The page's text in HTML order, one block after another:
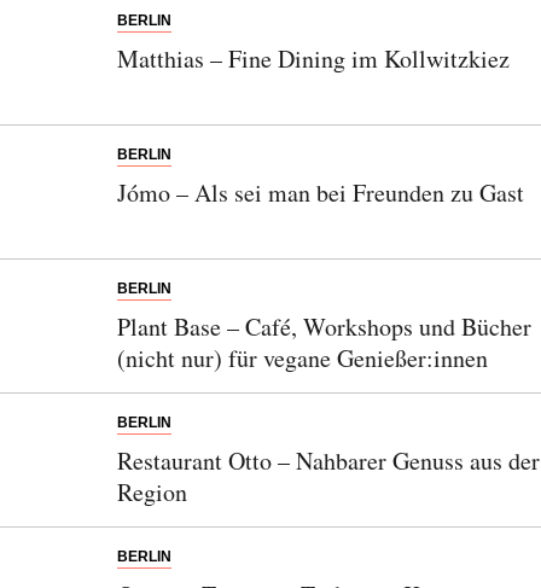
BERLIN
Matthias – Fine Dining im Kollwitzkiez
BERLIN
Jómo – Als sei man bei Freunden zu Gast
BERLIN
Plant Base – Café, Workshops und Bücher
(nicht nur) für vegane Genießer:innen
BERLIN
Restaurant Otto – Nahbarer Genuss aus der
Region
BERLIN